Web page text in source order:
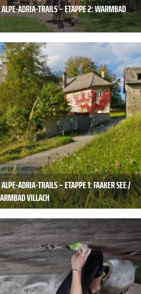
ADRIA-TRAILS – ETAPPE 2: WARMBAD
ADRIA-TRAILS – ETAPPE 1: FAAKER SEE /
VILLACH